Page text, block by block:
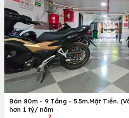
Bán 80m - 9 Tầng - 5.5m.Mặt Tiền.
hơn 1 tỷ/ năm
2